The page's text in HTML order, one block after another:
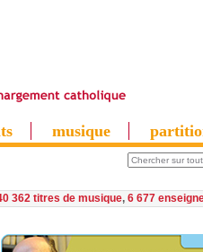
musique
362 titres de musique, 6 677